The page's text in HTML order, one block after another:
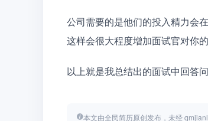
公司需要的是他们的投入精力会
这样会很大程度增加面试官对你的
以上就是我总结出的面试中回答
本文由全民简历原创发布，未经